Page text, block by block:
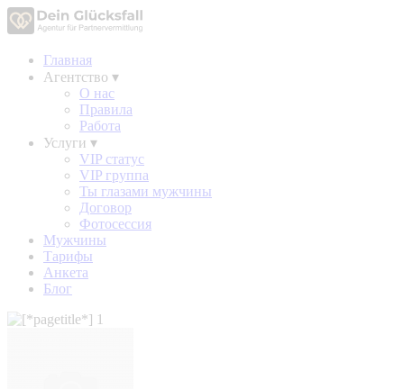
Главная
Агентство ▾
О нас
Правила
Работа
Услуги ▾
VIP статус
VIP группа
Ты глазами мужчины
Договор
Фотосессия
Мужчины
Тарифы
Анкета
Блог